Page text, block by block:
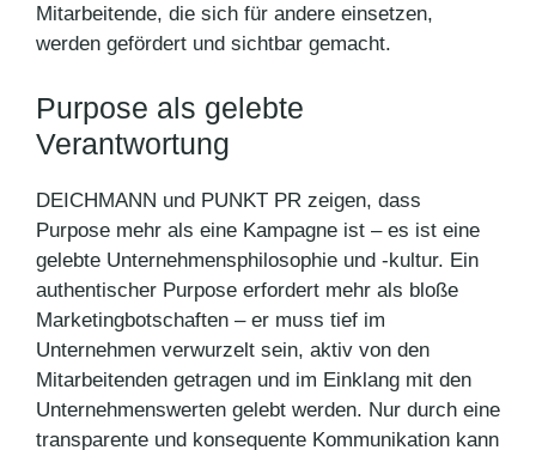
Mitarbeitende, die sich für andere einsetzen,
werden gefördert und sichtbar gemacht.
Purpose als gelebte
Verantwortung
DEICHMANN und PUNKT PR zeigen, dass
Purpose mehr als eine Kampagne ist – es ist eine
gelebte Unternehmensphilosophie und -kultur. Ein
authentischer Purpose erfordert mehr als bloße
Marketingbotschaften – er muss tief im
Unternehmen verwurzelt sein, aktiv von den
Mitarbeitenden getragen und im Einklang mit den
Unternehmenswerten gelebt werden. Nur durch eine
transparente und konsequente Kommunikation kann